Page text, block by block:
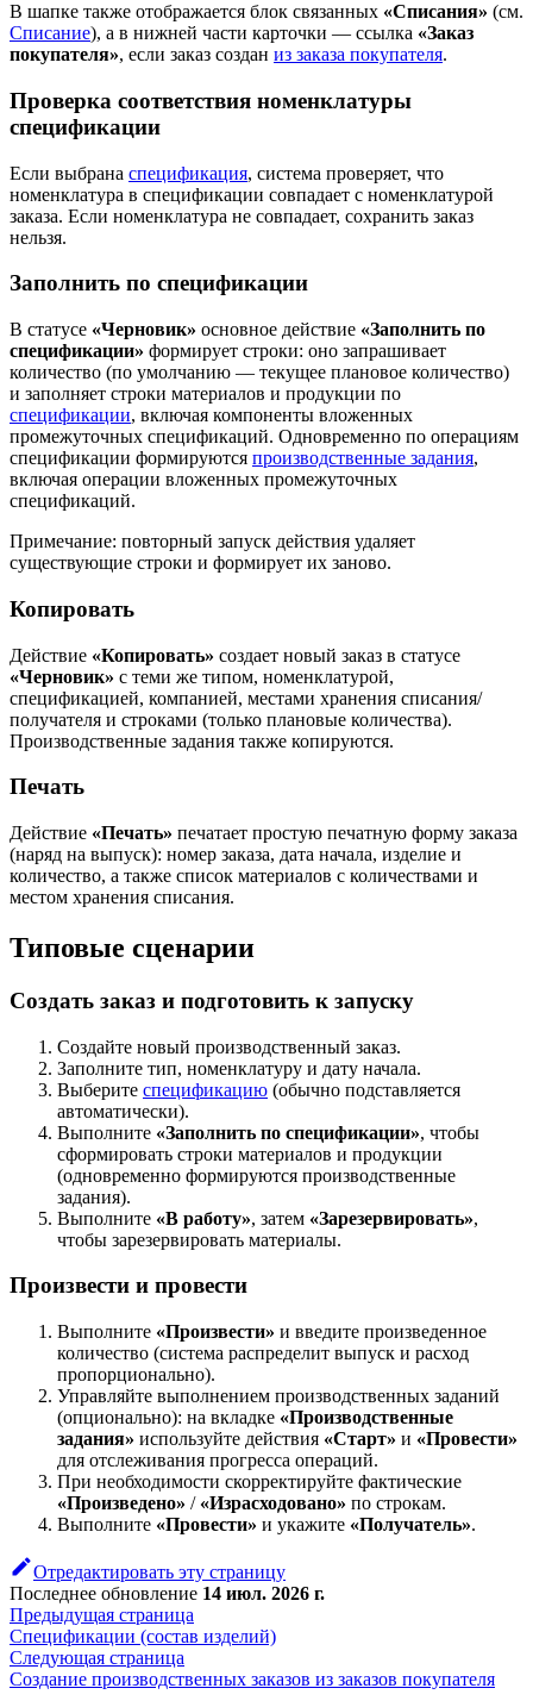
В шапке также отображается блок связанных «Списания» (см.
Списание), а в нижней части карточки — ссылка «Заказ
покупателя», если заказ создан из заказа покупателя.
Проверка соответствия номенклатуры
спецификации
Если выбрана спецификация, система проверяет, что
номенклатура в спецификации совпадает с номенклатурой
заказа. Если номенклатура не совпадает, сохранить заказ
нельзя.
Заполнить по спецификации
В статусе «Черновик» основное действие «Заполнить по
спецификации» формирует строки: оно запрашивает
количество (по умолчанию — текущее плановое количество)
и заполняет строки материалов и продукции по
спецификации, включая компоненты вложенных
промежуточных спецификаций. Одновременно по операциям
спецификации формируются производственные задания,
включая операции вложенных промежуточных
спецификаций.
Примечание: повторный запуск действия удаляет
существующие строки и формирует их заново.
Копировать
Действие «Копировать» создает новый заказ в статусе
«Черновик» с теми же типом, номенклатурой,
спецификацией, компанией, местами хранения списания/
получателя и строками (только плановые количества).
Производственные задания также копируются.
Печать
Действие «Печать» печатает простую печатную форму заказа
(наряд на выпуск): номер заказа, дата начала, изделие и
количество, а также список материалов с количествами и
местом хранения списания.
Типовые сценарии
Создать заказ и подготовить к запуску
Создайте новый производственный заказ.
Заполните тип, номенклатуру и дату начала.
Выберите спецификацию (обычно подставляется
автоматически).
Выполните «Заполнить по спецификации», чтобы
сформировать строки материалов и продукции
(одновременно формируются производственные
задания).
Выполните «В работу», затем «Зарезервировать»,
чтобы зарезервировать материалы.
Произвести и провести
Выполните «Произвести» и введите произведенное
количество (система распределит выпуск и расход
пропорционально).
Управляйте выполнением производственных заданий
(опционально): на вкладке «Производственные
задания» используйте действия «Старт» и «Провести»
для отслеживания прогресса операций.
При необходимости скорректируйте фактические
«Произведено» / «Израсходовано» по строкам.
Выполните «Провести» и укажите «Получатель».
Отредактировать эту страницу
Последнее обновление 14 июл. 2026 г.
Предыдущая страница
Спецификации (состав изделий)
Следующая страница
Создание производственных заказов из заказов покупателя